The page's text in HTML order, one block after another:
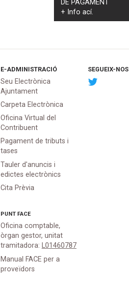
DE PAGAMENT
+ Infoací.
E-ADMINISTRACIÓ
Seu Electrònica
Ajuntament
Carpeta Electrònica
Oficina Virtual del
Contribuent
Pagament de tributs i
tases
Tauler d'anuncis i
edictes electrònics
Cita Prèvia
PUNT FACE
Oficina comptable,
òrgan gestor, unitat
tramitadora: L01460787
Manual FACE per a
proveïdors
SEGUEIX-NOS